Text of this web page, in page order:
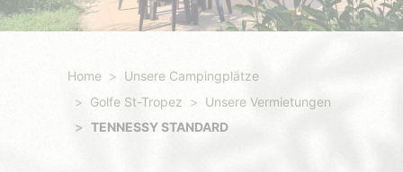
Home
Unsere Campingplätze
Golfe St-Tropez
Unsere Vermietungen
TENNESSY STANDARD